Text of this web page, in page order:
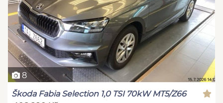
8
Škoda Fabia Selection 1,0 TSI 70kW MT5/Z66